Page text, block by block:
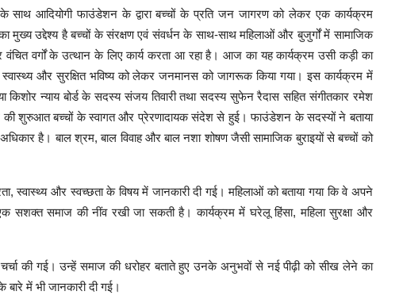
साथ आदियोगी फाउंडेशन के द्वारा बच्चों के प्रति जन जागरण को लेकर एक कार्यक्रम
मुख्य उद्देश्य है बच्चों के संरक्षण एवं संवर्धन के साथ-साथ महिलाओं और बुजुर्गों में सामाजिक
वर्गों के उत्थान के लिए कार्य करता आ रहा है। आज का यह कार्यक्रम उसी कड़ी का
स्वास्थ्य और सुरक्षित भविष्य को लेकर जनमानस को जागरूक किया गया। इस कार्यक्रम में
किशोर न्याय बोर्ड के सदस्य संजय तिवारी तथा सदस्य सुफेन रैदास सहित संगीतकार रमेश
की शुरुआत बच्चों के स्वागत और प्रेरणादायक संदेश से हुई। फाउंडेशन के सदस्यों ने बताया
है। बाल श्रम, बाल विवाह और बाल नशा शोषण जैसी सामाजिक बुराइयों से बच्चों को
और स्वच्छता के विषय में जानकारी दी गई। महिलाओं को बताया गया कि वे अपने
सशक्त समाज की नींव रखी जा सकती है। कार्यक्रम में घरेलू हिंसा, महिला सुरक्षा और
की गई। उन्हें समाज की धरोहर बताते हुए उनके अनुभवों से नई पीढ़ी को सीख लेने का
में भी जानकारी दी गई।